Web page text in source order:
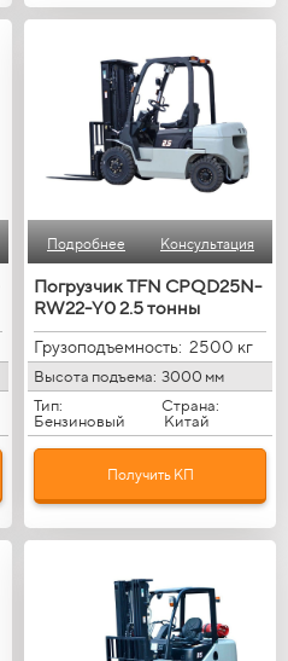
Подробнее Консультация
Погрузчик TFN CPQD25N-
RW22-Y0 2.5 тонны
Грузоподъемность: 2500 кг
Высота подъема: 3000 мм
Тип:
Бензиновый
Страна:
Китай
Получить КП